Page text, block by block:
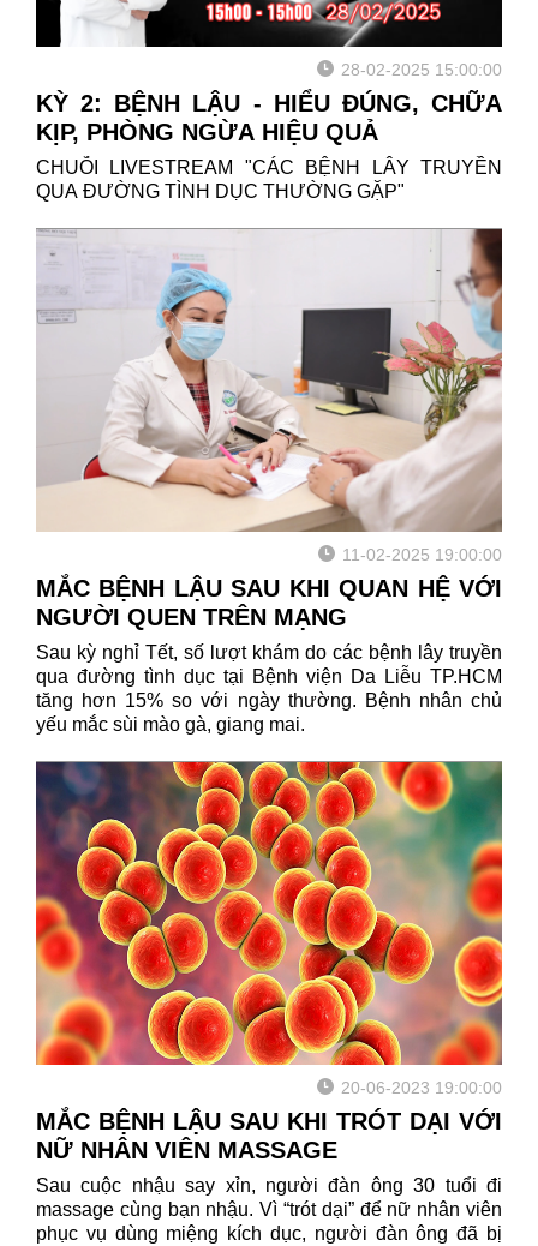
28-02-2025 15:00:00
KỲ 2: BỆNH LẬU - HIỂU ĐÚNG, CHỮA
KỊP, PHÒNG NGỪA HIỆU QUẢ
CHUỖI LIVESTREAM "CÁC BỆNH LÂY TRUYỀN
QUA ĐƯỜNG TÌNH DỤC THƯỜNG GẶP"
11-02-2025 19:00:00
MẮC BỆNH LẬU SAU KHI QUAN HỆ VỚI
NGƯỜI QUEN TRÊN MẠNG
Sau kỳ nghỉ Tết, số lượt khám do các bệnh lây truyền
qua đường tình dục tại Bệnh viện Da Liễu TP.HCM
tăng hơn 15% so với ngày thường. Bệnh nhân chủ
yếu mắc sùi mào gà, giang mai.
20-06-2023 19:00:00
MẮC BỆNH LẬU SAU KHI TRÓT DẠI VỚI
NỮ NHÂN VIÊN MASSAGE
Sau cuộc nhậu say xỉn, người đàn ông 30 tuổi đi
massage cùng bạn nhậu. Vì “trót dại” để nữ nhân viên
phục vụ dùng miệng kích dục, người đàn ông đã bị